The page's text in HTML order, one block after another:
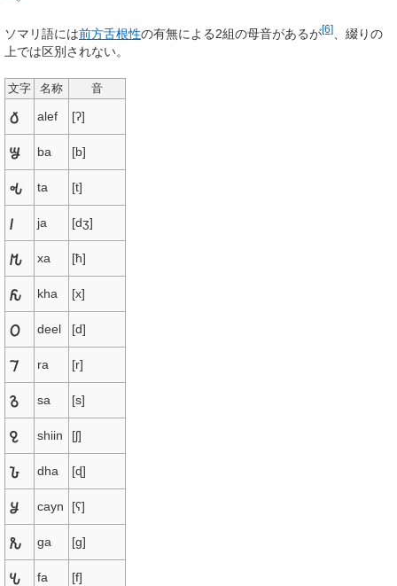
ソマリ語には前方舌根性の有無による2組の母音があるが[6]
、綴りの
上では区別されない。
文字 名称 音
𐒀 alef [ʔ]
𐒁 ba [b]
𐒂 ta [t]
𐒃 ja [dʒ]
𐒄 xa [ħ]
𐒅 kha [x]
𐒆 deel [d]
𐒇 ra [r]
𐒈 sa [s]
𐒉 shiin [ʃ]
𐒊 dha [ɖ]
𐒋 cayn [ʕ]
𐒌 ga [ɡ]
𐒍 fa [f]